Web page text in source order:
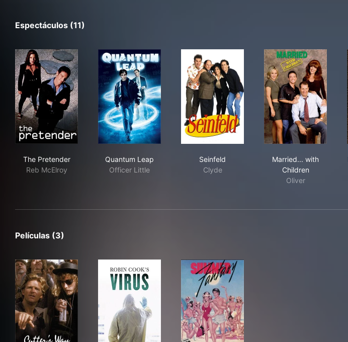
Espectáculos (11)
The Pretender
Reb McElroy
Quantum Leap
Officer Little
Seinfeld
Clyde
Married... with
Children
Oliver
Películas (3)